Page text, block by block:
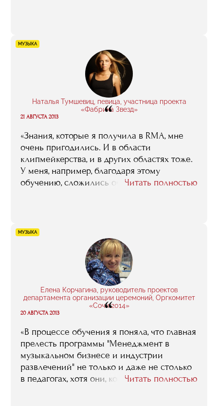
«Маркетинговая политика спортивного
клуба». Ниже вы можете ознакомиться с
отчетом о занятии, которое он провел в
октябре 2007 года.
МУЗЫКА
Наталья Тумшевиц, певица, участница проекта
«Фабрика Звезд»
“
21 АВГУСТА 2013
«Знания, которые я получила в RMA, мне
очень пригодились. И в области
клипмейкерства, и в других областях тоже.
У меня, например, благодаря этому
обучению, сложились очень четкое
клипе, одурачить меня, запросить
втридорога, скажем, за аренду аппаратуры,
было практически невозможно».
Читать полностью
МУЗЫКА
Елена Корчагина, руководитель проектов
департамента организации церемоний, Оргкомитет
«Сочи 2014»
“
20 АВГУСТА 2013
«В процессе обучения я поняла, что главная
прелесть программы "Менеджмент в
музыкальном бизнесе и индустрии
развлечений" не только и даже не столько
в педагогах, хотя они, конечно, все люди
Читать полностью